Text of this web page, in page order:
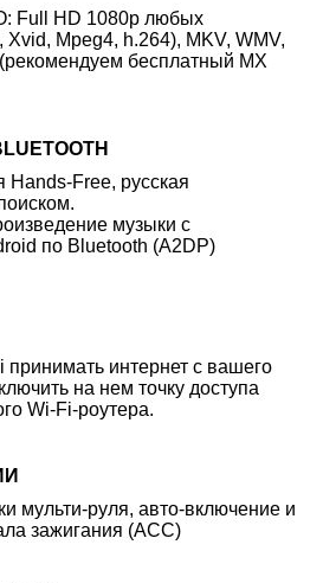
HD 1080p любых
Mpeg4, h.264), MKV, WMV,
бесплатный MX
Free, русская
музыки с
по Bluetooth (A2DP)
принимать интернет с вашего
на нем точку доступа
Wi-Fi-роутера.
мульти-руля, авто-включение и
зажигания (ACC)